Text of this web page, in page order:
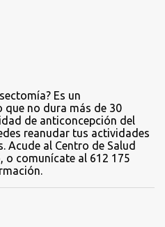
Es un
no dura más de 30
de anticoncepción del
reanudar tus actividades
Acude al Centro de Salud
o comunícate al 612 175